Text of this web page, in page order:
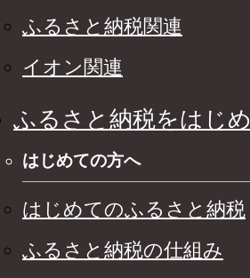
ふるさと納税関連
イオン関連
ふるさと納税をはじ
はじめての方へ
はじめてのふるさと納税
ふるさと納税の仕組み